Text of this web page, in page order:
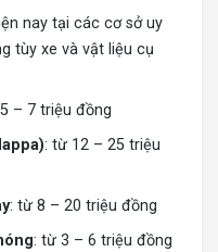
nay tại các cơ sở uy
tùy xe và vật liệu cụ
– 7 triệu đồng
: từ 12 – 25 triệu
: từ 8 – 20 triệu đồng
: từ 3 – 6 triệu đồng